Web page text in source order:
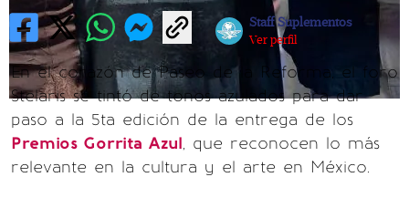
Staff Suplementos
Ver perfil
En el corazón de Paseo de la Reforma, el foro
Stelaris se tintó de tonos azulados para dar
paso a la 5ta edición de la entrega de los
Premios Gorrita Azul, que reconocen lo más
relevante en la cultura y el arte en México.